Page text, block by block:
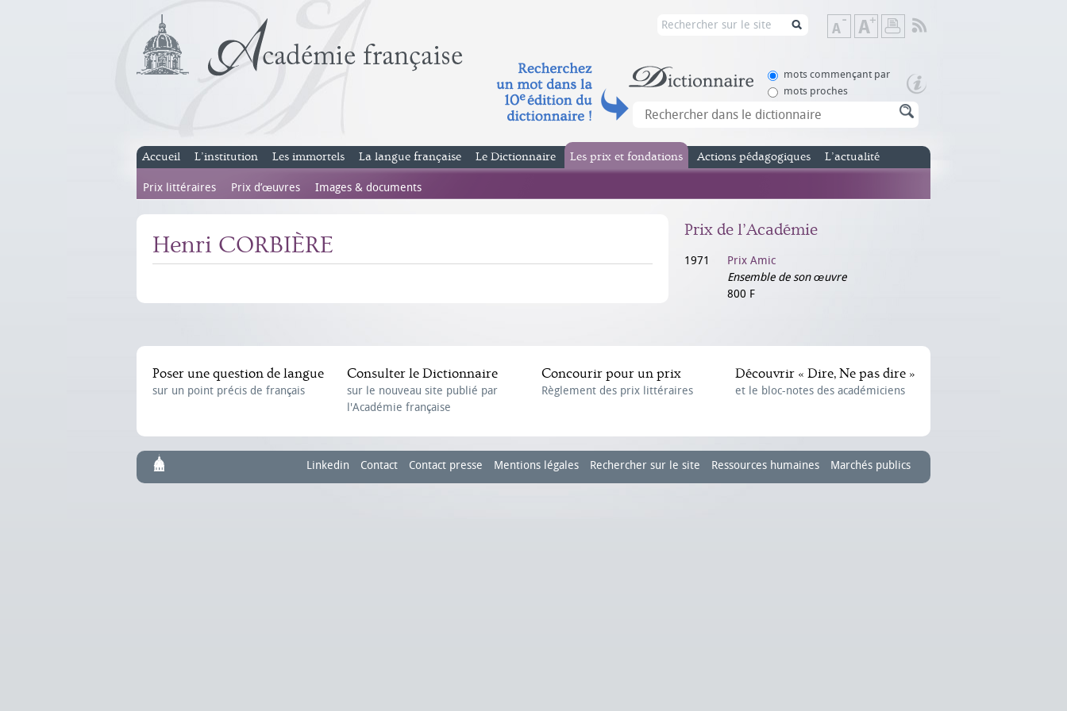
Diminuer
la
de
Augmenter
la
de
mots commençant par
mots proches
Accueil L’institution Les immortels La langue française Le Dictionnaire Les prix et fondations
Prix littéraires Prix d’œuvres Images & documents
Actions pédagogiques L’actualité
Henri CORBIÈRE
Prix de l’Académie
1971
Prix Amic
Ensemble de son œuvre
800 F
Poser une question de langue
sur un point précis de français
Consulter le Dictionnaire
sur le nouveau site publié par
l'Académie française
Concourir pour un prix
Règlement des prix littéraires
Découvrir « Dire, Ne pas dire »
et le bloc-notes des académiciens
Linkedin Contact Contact presse Mentions légales Rechercher sur le site Ressources humaines Marchés publics